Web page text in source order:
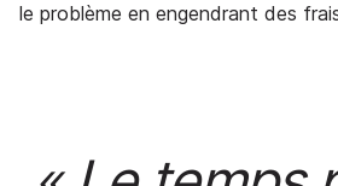
le problème en engendrant des